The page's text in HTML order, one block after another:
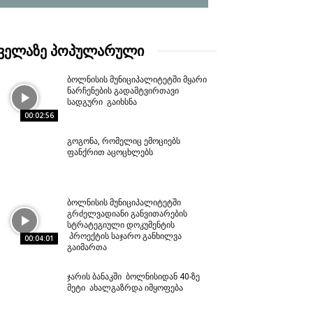
ᲞᲝᲞᲣᲚᲐᲠᲣᲚᲘ
00:02:56
ბოლნისის მუნიციპალიტეტში მყარი
ნარჩენების გადამტვირთავი
სადგური გაიხსნა
გოგონა, რომელიც ემოციებს
ფანქრით აცოცხლებს
00:04:01
ბოლნისის მუნიციპალიტეტში
გრძელვადიანი განვითარების
სტრატეგიული დოკუმენტის
პროექტის საჯარო განხილვა
გაიმართა
ჯარის ბანაკში ბოლნისიდან 40-ზე
მეტი ახალგაზრდა იმყოფება